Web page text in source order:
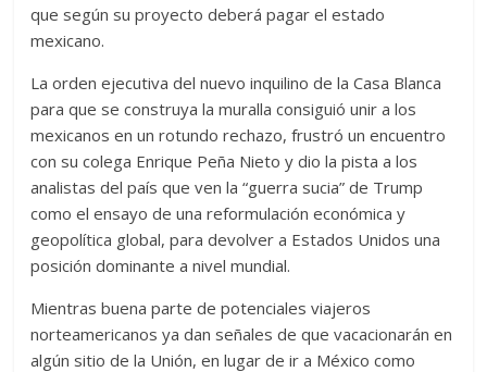
que según su proyecto deberá pagar el estado
mexicano.
La orden ejecutiva del nuevo inquilino de la Casa Blanca
para que se construya la muralla consiguió unir a los
mexicanos en un rotundo rechazo, frustró un encuentro
con su colega Enrique Peña Nieto y dio la pista a los
analistas del país que ven la “guerra sucia” de Trump
como el ensayo de una reformulación económica y
geopolítica global, para devolver a Estados Unidos una
posición dominante a nivel mundial.
Mientras buena parte de potenciales viajeros
norteamericanos ya dan señales de que vacacionarán en
algún sitio de la Unión, en lugar de ir a México como